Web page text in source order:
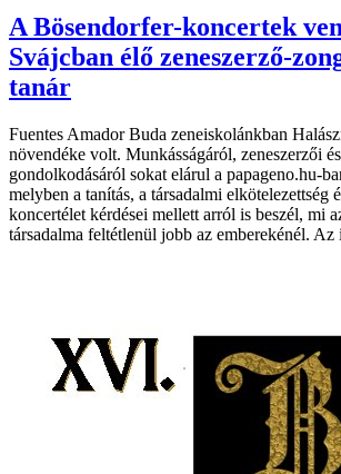
A Bösendorfer-koncertek
Svájcban élő zeneszerző-
tanár
Fuentes Amador Buda zeneiskolánkban
növendéke volt. Munkásságáról, zeneszerzői
gondolkodásáról sokat elárul a papageno.hu-
melyben a tanítás, a társadalmi elkötelezettség
koncertélet kérdései mellett arról is beszél, mi
társadalma feltétlenül jobb az emberekénél. Az